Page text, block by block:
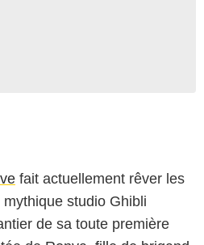
fait actuellement rêver les
studio Ghibli
de sa toute première